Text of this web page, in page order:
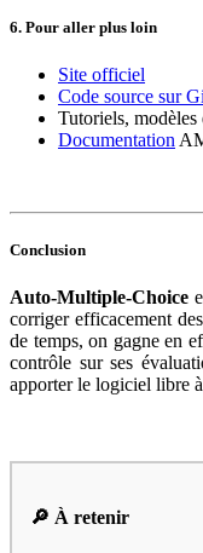
6. Pour aller plus loin
Site officiel
Code source sur
Tutoriels,
Documentation
Conclusion
Auto-Multiple-Choice
corriger efficacement
de temps, on gagne en
contrôle sur ses
apporter le logiciel libre
🔎 À retenir